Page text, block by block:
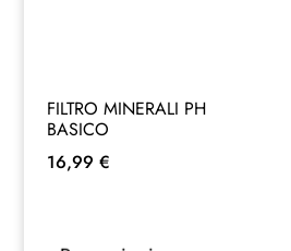
FILTRO MINERALI PH
BASICO
16,99 €